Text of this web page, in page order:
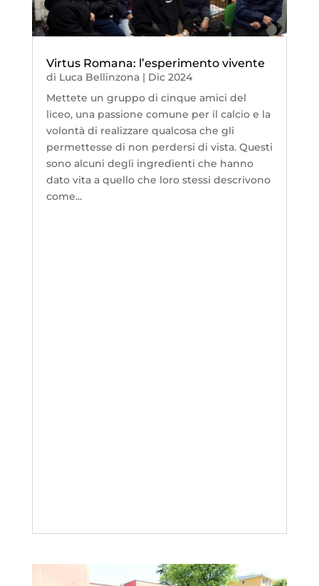
Virtus Romana: l’esperimento vivente
di Luca Bellinzona| Dic 2024
Mettete un gruppo di cinque amici del
liceo, una passione comune per il calcio e la
volontà di realizzare qualcosa che gli
permettesse di non perdersi di vista. Questi
sono alcuni degli ingredienti che hanno
dato vita a quello che loro stessi descrivono
come...